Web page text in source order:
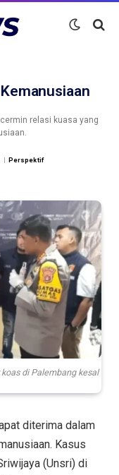
relasi kuasa yang
Perspektif
di Palembang kesal
diterima dalam
Kasus
(Unsri) di